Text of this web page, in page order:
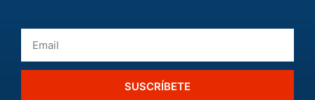
SUSCRÍBETE